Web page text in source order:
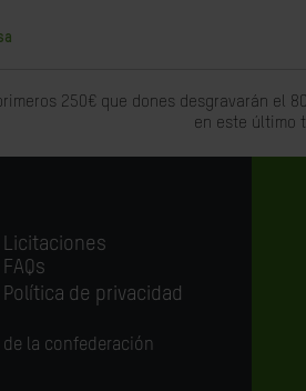
250€ que dones desgravarán el
en este último
Licitaciones
FAQs
Política de privacidad
la confederación